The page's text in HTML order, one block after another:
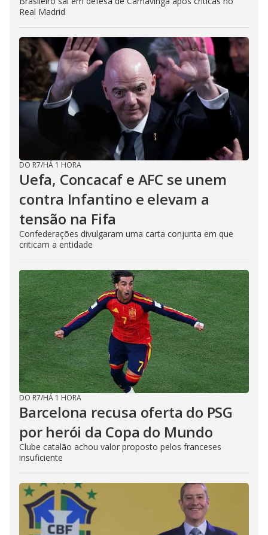
Real Madrid
DO R7/HÁ 1 HORA
Uefa, Concacaf e AFC se unem
contra Infantino e elevam a
tensão na Fifa
Confederações divulgaram uma carta conjunta em que
criticam a entidade
DO R7/HÁ 1 HORA
Barcelona recusa oferta do PSG
por herói da Copa do Mundo
Clube catalão achou valor proposto pelos franceses
insuficiente